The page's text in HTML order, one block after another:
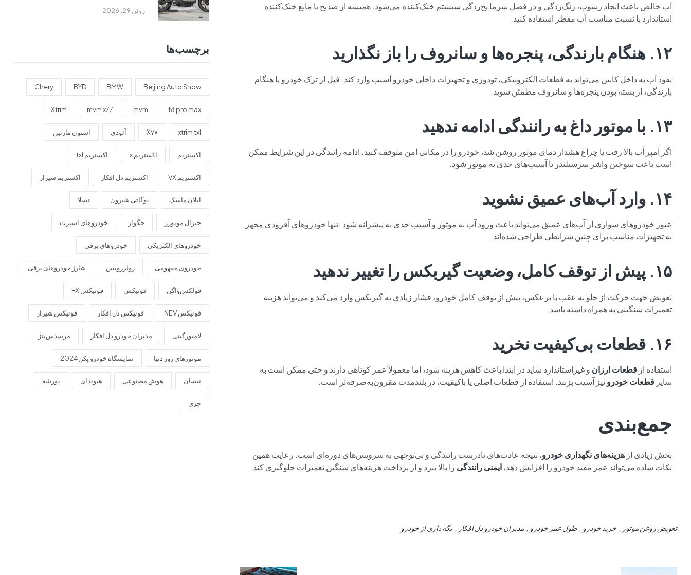
آب خالص باعث ایجاد رسوب، زنگ‌زدگی و در فصل سرما یخ‌زدگی سیستم خنک‌کننده می‌شود. همیشه از ضدیخ یا مایع خنک‌کننده
استاندارد با نسبت مناسب آب مقطر استفاده کنید.
۱۲. هنگام بارندگی، پنجره‌ها و سانروف را باز نگذارید
نفوذ آب به داخل کابین می‌تواند به قطعات الکترونیکی، تودوزی و تجهیزات داخلی خودرو آسیب وارد کند. قبل از ترک خودرو یا هنگام
بارندگی، از بسته بودن پنجره‌ها و سانروف مطمئن شوید.
۱۳. با موتور داغ به رانندگی ادامه ندهید
اگر آمپر آب بالا رفت یا چراغ هشدار دمای موتور روشن شد، خودرو را در مکانی امن متوقف کنید. ادامه رانندگی در این شرایط ممکن
است باعث سوختن واشر سرسیلندر یا آسیب‌های جدی به موتور شود.
۱۴. وارد آب‌های عمیق نشوید
عبور خودروهای سواری از آب‌های عمیق می‌تواند باعث ورود آب به موتور و آسیب جدی به پیشرانه شود. تنها خودروهای آفرودی مجهز
به تجهیزات مناسب برای چنین شرایطی طراحی شده‌اند.
۱۵. پیش از توقف کامل، وضعیت گیربکس را تغییر ندهید
تعویض جهت حرکت از جلو به عقب یا برعکس، پیش از توقف کامل خودرو، فشار زیادی به گیربکس وارد می‌کند و می‌تواند هزینه
تعمیرات سنگینی به همراه داشته باشد.
۱۶. قطعات بی‌کیفیت نخرید
استفاده از قطعات ارزان و غیراستاندارد شاید در ابتدا باعث کاهش هزینه شود، اما معمولاً عمر کوتاهی دارند و حتی ممکن است به
سایر قطعات خودرو نیز آسیب بزنند. استفاده از قطعات اصلی یا باکیفیت، در بلندمدت مقرون‌به‌صرفه‌تر است.
جمع‌بندی
بخش زیادی از هزینه‌های نگهداری خودرو، نتیجه عادت‌های نادرست رانندگی و بی‌توجهی به سرویس‌های دوره‌ای است. رعایت همین
نکات ساده می‌تواند عمر مفید خودرو را افزایش دهد،ایمنی رانندگی را بالا ببرد و از پرداخت هزینه‌های سنگین تعمیرات جلوگیری کند.
تعویض روغن موتور خرید خودرو طول عمر خودرو مدیران خودرو دل افکار نگه داری از خودرو
ژوئن 29, 2026
برچسب‌ها
Beijing Auto Show
BMW
BYD
Chery
f8 pro max
mvm
mvm x77
Xtrim
xtrim txl X۷۷ آئودی استون مارتین
اکستریم اکستریم lx اکستریم txl
اکستریم VX اکستریم دل افکار اکستریم شیراز
ایلان ماسک بوگاتی شیرون تسلا
جنرال موتورز جگوار خودروهای اسپرت
خودروهای الکتریکی خودروهای برقی
خودروی مفهومی رولزرویس شارژ خودروهای برقی
فولکس‌واگن فونیکس فونیکس FX
فونیکس NEV فونیکس دل افکار فونیکس شیراز
لامبورگینی مدیران خودرو دل افکار مرسدس‌بنز
موتورهای روز دنیا نمایشگاه خودرو پکن2024
نیسان هوش مصنوعی هیوندای پورشه
چری